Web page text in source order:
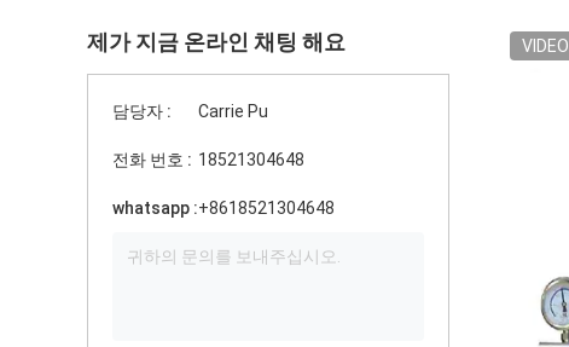
제가 지금 온라인 채팅 해요
담당자 : Carrie Pu
전화 번호 : 18521304648
whatsapp :+8618521304648
VIDEO